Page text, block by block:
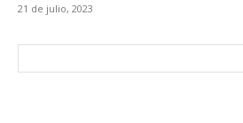
21 de julio, 2023